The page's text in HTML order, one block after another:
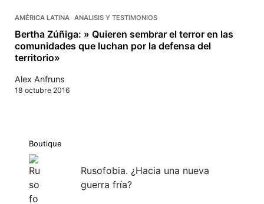
AMÉRICA LATINA ANALISIS Y TESTIMONIOS
Bertha Zúñiga: » Quieren sembrar el terror en las
comunidades que luchan por la defensa del
territorio»
Alex Anfruns
18 octubre 2016
Boutique
Rusofobia. ¿Hacia una nueva
guerra fría?